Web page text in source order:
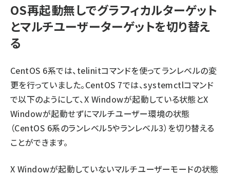
OS再起動無しでグラフィカルターゲット
とマルチユーザーターゲットを切り替え
る
CentOS 6系では、telinitコマンドを使ってランレベルの変
更を行っていました。CentOS 7では、systemctlコマンド
で以下のようにして、X Windowが起動している状態とX
Windowが起動せずにマルチユーザー環境の状態
（CentOS 6系のランレベル5やランレベル3）を切り替える
ことができます。
X Windowが起動していないマルチユーザーモードの状態